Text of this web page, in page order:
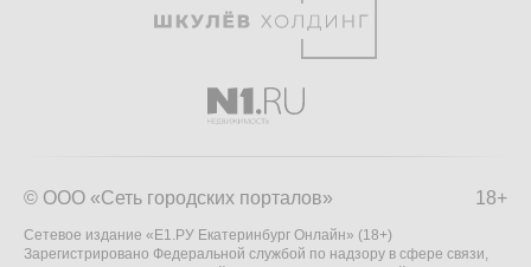
18+
© ООО «Сеть городских порталов»
Сетевое издание «Е1.РУ Екатеринбург Онлайн» (18+)
Зарегистрировано Федеральной службой по надзору в сфере связи,